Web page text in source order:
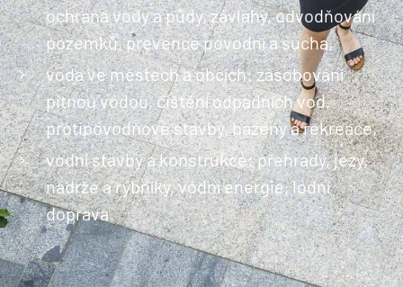
ochrana vody a půdy, závlahy, odvodňování
pozemků, prevence povodní a sucha,
voda ve městech a obcích: zásobování
pitnou vodou, čištění odpadních vod,
protipovodňové stavby, bazény a rekreace,
vodní stavby a konstrukce: přehrady, jezy,
nádrže a rybníky, vodní energie, lodní
doprava